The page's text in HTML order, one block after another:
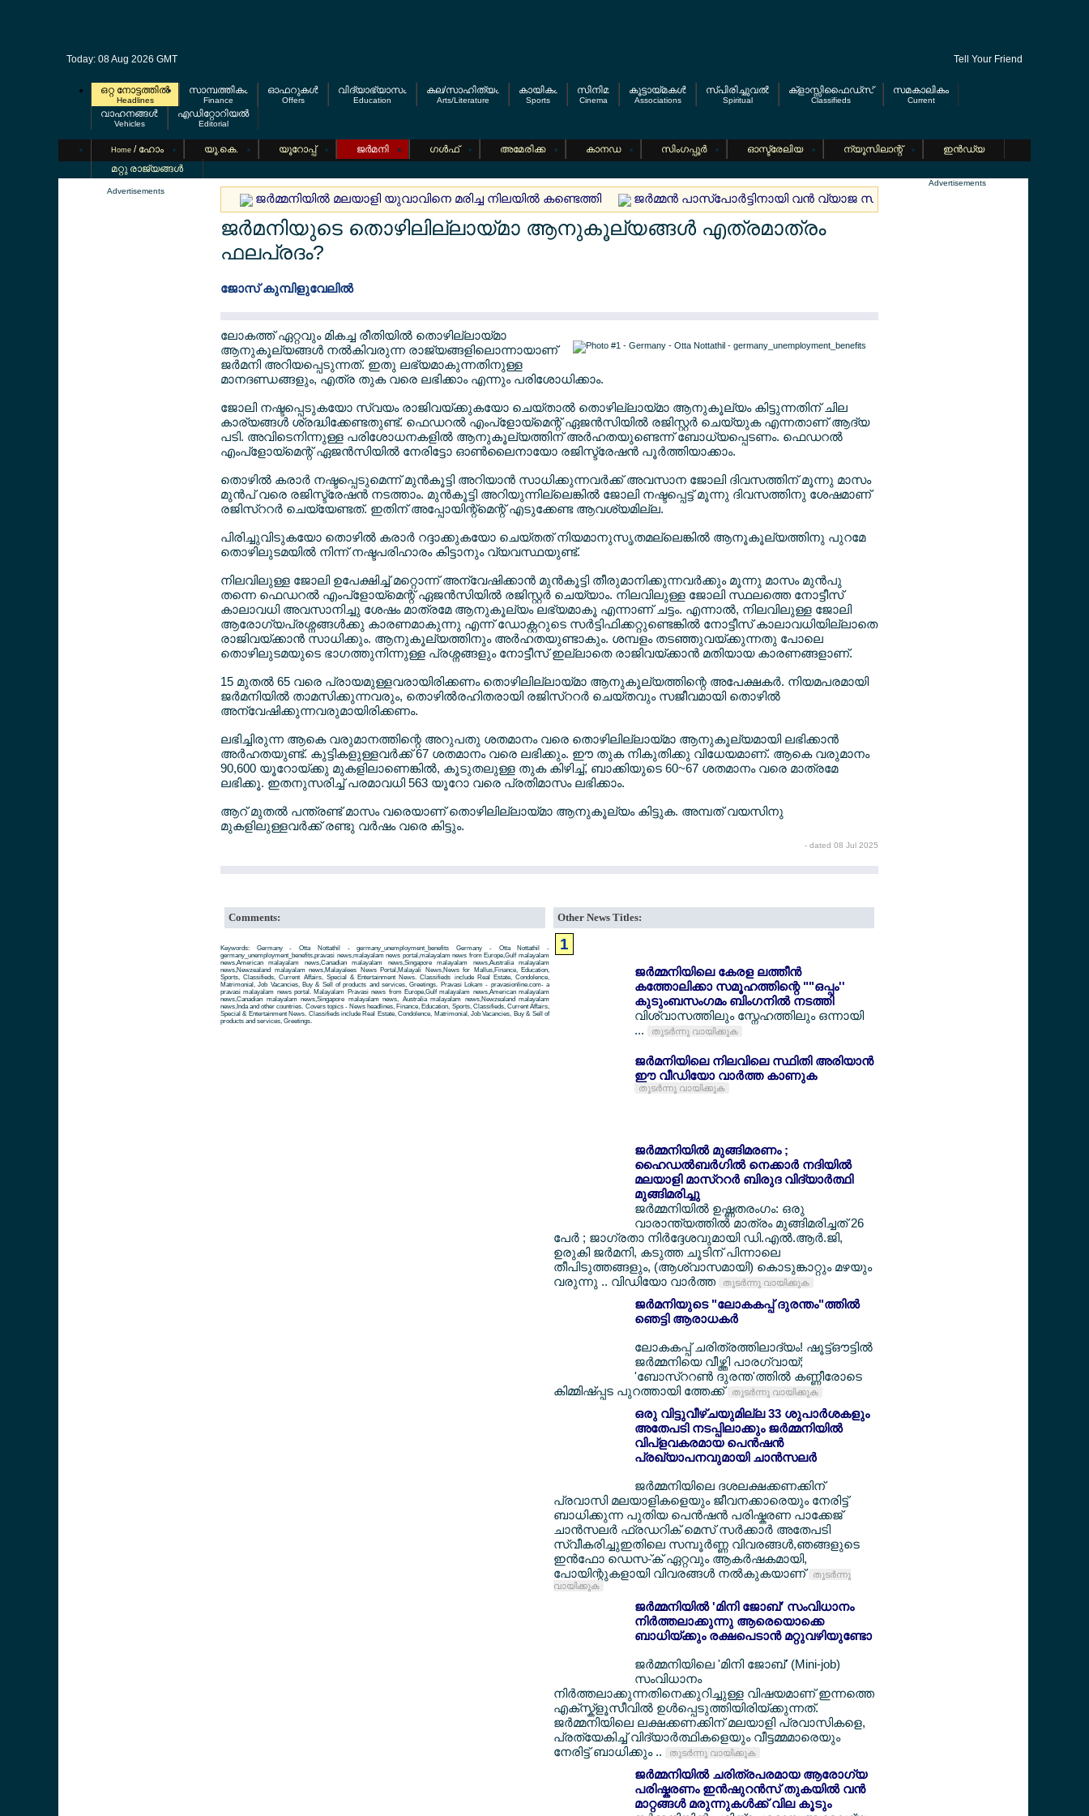
Today: 08 Aug 2026 GMT Tell Your Friend
ഒറ്റ നോട്ടത്തില്‍
Headlines
സാമ്പത്തികം
Finance
ഓഫറുകള്‍
Offers
വിദ്യാഭ്യാസം
Education
കല/സാഹിത്യം
Arts/Literature
കായികം
Sports
സിനിമ
Cinema
കൂട്ടായ്മകള്‍
Associations
സ്പിരിച്ചുവല്‍
Spiritual
ക്ളാസ്സിഫൈഡ്സ്
Classifieds
സമകാലികം
Current
വാഹനങ്ങള്‍
Vehicles
എഡിറ്റോറിയല്‍
Editorial
Home / ഹോം യൂ.കെ. യൂറോപ്പ് ജര്‍മനി ഗള്‍ഫ് അമേരിക്ക കാനഡ സിംഗപ്പൂര്‍ ഓസ്ട്രേലിയ ന്യൂസിലാന്റ്
ഇന്‍ഡ്യ
മറ്റു രാജ്യങ്ങള്‍
Advertisements
ജര്‍മ്മനിയില്‍ മലയാളി യുവാവിനെ മരിച്ച നിലയില്‍ കണ്ടെത്തി ജര്‍മ്മന്‍ പാസ്പോര്‍ട്ടിനായി വന്‍ വ്യാജ സര്‍ട്ടിഫിക്കറ്റ് തട്ടിപ്പ്; വെറും 11
ജര്‍മനിയുടെ തൊഴിലില്ലായ്മാ ആനുകൂല്യങ്ങള്‍ എത്രമാത്രം
ഫലപ്രദം?
ജോസ് കുമ്പിളുവേലില്‍
ലോകത്ത് ഏറ്റവും മികച്ച രീതിയില്‍ തൊഴില്ലായ്മാ
ആനുകൂല്യങ്ങള്‍ നല്‍കിവരുന്ന രാജ്യങ്ങളിലൊന്നായാണ്
ജര്‍മനി അറിയപ്പെടുന്നത്. ഇതു ലഭ്യമാകുന്നതിനുള്ള
മാനദണ്ഡങ്ങളും, എത്ര തുക വരെ ലഭിക്കാം എന്നും പരിശോധിക്കാം.
ജോലി നഷ്ടപ്പെടുകയോ സ്വയം രാജിവയ്ക്കുകയോ ചെയ്താല്‍ തൊഴില്ലായ്മാ ആനുകൂല്യം കിട്ടുന്നതിന് ചില
കാര്യങ്ങള്‍ ശ്രദ്ധിക്കേണ്ടതുണ്ട്. ഫെഡറല്‍ എംപ്ളോയ്മെന്റ് ഏജന്‍സിയില്‍ രജിസ്റ്റര്‍ ചെയ്യുക എന്നതാണ് ആദ്യ
പടി. അവിടെനിന്നുള്ള പരിശോധനകളില്‍ ആനുകൂല്യത്തിന് അര്‍ഹതയുണ്ടെന്ന് ബോധ്യപ്പെടണം. ഫെഡറല്‍
എംപ്ളോയ്മെന്റ് ഏജന്‍സിയില്‍ നേരിട്ടോ ഓണ്‍ലൈനായോ രജിസ്ട്രേഷന്‍ പൂര്‍ത്തിയാക്കാം.
തൊഴില്‍ കരാര്‍ നഷ്ടപ്പെടുമെന്ന് മുന്‍കൂട്ടി അറിയാന്‍ സാധിക്കുന്നവര്‍ക്ക് അവസാന ജോലി ദിവസത്തിന് മൂന്നു മാസം
മുന്‍പ് വരെ രജിസ്ട്രേഷന്‍ നടത്താം. മുന്‍കൂട്ടി അറിയുന്നില്ലെങ്കില്‍ ജോലി നഷ്ടപ്പെട്ട് മൂന്നു ദിവസത്തിനു ശേഷമാണ്
രജിസ്ററര്‍ ചെയ്യേണ്ടത്. ഇതിന് അപ്പോയിന്റ്മെന്റ് എടുക്കേണ്ട ആവശ്യമില്ല.
പിരിച്ചുവിടുകയോ തൊഴില്‍ കരാര്‍ റദ്ദാക്കുകയോ ചെയ്തത് നിയമാനുസൃതമല്ലെങ്കില്‍ ആനൂകൂല്യത്തിനു പുറമേ
തൊഴിലുടമയില്‍ നിന്ന് നഷ്ടപരിഹാരം കിട്ടാനും വ്യവസ്ഥയുണ്ട്.
നിലവിലുള്ള ജോലി ഉപേക്ഷിച്ച് മറ്റൊന്ന് അന്വേഷിക്കാന്‍ മുന്‍കൂട്ടി തീരുമാനിക്കുന്നവര്‍ക്കും മൂന്നു മാസം മുന്‍പു
തന്നെ ഫെഡറല്‍ എംപ്ളോയ്മെന്റ് ഏജന്‍സിയില്‍ രജിസ്റ്റര്‍ ചെയ്യാം. നിലവിലുള്ള ജോലി സ്ഥലത്തെ നോട്ടീസ്
കാലാവധി അവസാനിച്ചു ശേഷം മാത്രമേ ആനുകൂല്യം ലഭ്യമാകൂ എന്നാണ് ചട്ടം. എന്നാല്‍, നിലവിലുള്ള ജോലി
ആരോഗ്യപ്രശ്നങ്ങള്‍ക്കു കാരണമാകുന്നു എന്ന് ഡോക്റ്ററുടെ സര്‍ട്ടിഫിക്കറ്റുണ്ടെങ്കില്‍ നോട്ടീസ് കാലാവധിയില്ലാതെ
രാജിവയ്ക്കാന്‍ സാധിക്കും. ആനുകൂല്യത്തിനും അര്‍ഹതയുണ്ടാകും. ശമ്പളം തടഞ്ഞുവയ്ക്കുന്നതു പോലെ
തൊഴിലുടമയുടെ ഭാഗത്തുനിന്നുള്ള പ്രശ്നങ്ങളും നോട്ടീസ് ഇല്ലാതെ രാജിവയ്ക്കാന്‍ മതിയായ കാരണങ്ങളാണ്.
15 മുതല്‍ 65 വരെ പ്രായമുള്ളവരായിരിക്കണം തൊഴിലില്ലായ്മാ ആനുകൂല്യത്തിന്റെ അപേക്ഷകര്‍. നിയമപരമായി
ജര്‍മനിയില്‍ താമസിക്കുന്നവരും, തൊഴില്‍രഹിതരായി രജിസ്ററര്‍ ചെയ്തവും സജീവമായി തൊഴില്‍
അന്വേഷിക്കുന്നവരുമായിരിക്കണം.
ലഭിച്ചിരുന്ന ആകെ വരുമാനത്തിന്റെ അറുപതു ശതമാനം വരെ തൊഴിലില്ലായ്മാ ആനുകൂല്യമായി ലഭിക്കാന്‍
അര്‍ഹതയുണ്ട്. കുട്ടികളുള്ളവര്‍ക്ക് 67 ശതമാനം വരെ ലഭിക്കും. ഈ തുക നികുതിക്കു വിധേയമാണ്. ആകെ വരുമാനം
90,600 യൂറോയ്ക്കു മുകളിലാണെങ്കില്‍, കൂടുതലുള്ള തുക കിഴിച്ച്, ബാക്കിയുടെ 60~67 ശതമാനം വരെ മാത്രമേ
ലഭിക്കൂ. ഇതനുസരിച്ച് പരമാവധി 563 യൂറോ വരെ പ്രതിമാസം ലഭിക്കാം.
ആറ് മുതല്‍ പന്ത്രണ്ട് മാസം വരെയാണ് തൊഴിലില്ലായ്മാ ആനുകൂല്യം കിട്ടുക. അമ്പത് വയസിനു
മുകളിലുള്ളവര്‍ക്ക് രണ്ടു വര്‍ഷം വരെ കിട്ടും.
- dated 08 Jul 2025
Comments:
Keywords: Germany - Otta Nottathil - germany_unemployment_benefits Germany - Otta Nottathil -
germany_unemployment_benefits,pravasi news,malayalam news portal,malayalam news from Europe,Gulf malayalam
news,American malayalam news,Canadian malayalam news,Singapore malayalam news,Australia malayalam
news,Newzealand malayalam news,Malayalees News Portal,Malayali News,News for Mallus,Finance, Education,
Sports, Classifieds, Current Affairs, Special & Entertainment News. Classifieds include Real Estate, Condolence,
Matrimonial, Job Vacancies, Buy & Sell of products and services, Greetings. Pravasi Lokam - pravasionline.com- a
pravasi malayalam news portal. Malayalam Pravasi news from Europe,Gulf malayalam news,American malayalam
news,Canadian malayalam news,Singapore malayalam news, Australia malayalam news,Newzealand malayalam
news,Inda and other countries. Covers topics - News headlines, Finance, Education, Sports, Classifieds, Current Affairs,
Special & Entertainment News. Classifieds include Real Estate, Condolence, Matrimonial, Job Vacancies, Buy & Sell of
products and services, Greetings.
Other News Titles:
1
ജര്‍മ്മനിയിലെ കേരള ലത്തീന്‍
കത്തോലിക്കാ സമൂഹത്തിന്റെ ""ഒപ്പം''
കുടുംബസംഗമം ബിംഗനില്‍ നടത്തി
വിശ്വാസത്തിലും സ്നേഹത്തിലും ഒന്നായി
...
തുടര്‍ന്നു വായിക്കുക
ജര്‍മനിയിലെ നിലവിലെ സ്ഥിതി അരിയാന്‍
ഈ വീഡിയോ വാര്‍ത്ത കാണുക
തുടര്‍ന്നു വായിക്കുക
ജര്‍മ്മനിയില്‍ മുങ്ങിമരണം ;
ഹൈഡല്‍ബര്‍ഗില്‍ നെക്കാര്‍ നദിയില്‍
മലയാളി മാസ്ററര്‍ ബിരുദ വിദ്യാര്‍ത്ഥി
മുങ്ങിമരിച്ചു
ജര്‍മ്മനിയില്‍ ഉഷ്ണതരംഗം: ഒരു
വാരാന്ത്യത്തില്‍ മാത്രം മുങ്ങിമരിച്ചത് 26
പേര്‍ ; ജാഗ്രതാ നിര്‍ദ്ദേശവുമായി ഡി.എല്‍.ആര്‍.ജി,
ഉരുകി ജര്‍മനി, കടുത്ത ചൂടിന് പിന്നാലെ
തീപിടുത്തങ്ങളും, (ആശ്വാസമായി) കൊടുങ്കാറ്റും മഴയും
വരുന്നു .. വിഡിയോ വാര്‍ത്ത
തുടര്‍ന്നു വായിക്കുക
ജര്‍മനിയുടെ "ലോകകപ്പ് ദുരന്തം"ത്തില്‍
ഞെട്ടി ആരാധകര്‍
ലോകകപ്പ് ചരിത്രത്തിലാദ്യം! ഷൂട്ട്ഔട്ടില്‍
ജര്‍മ്മനിയെ വീഴ്ത്തി പാരഗ്വായ്;
'ബോസ്ററണ്‍ ദുരന്ത'ത്തില്‍ കണ്ണീരോടെ
കിമ്മിഷ്പ്പട പുറത്തായി ത്തേക്ക് തുടര്‍ന്നു വായിക്കുക
ഒരു വിട്ടുവീഴ്ചയുമില്ല 33 ശുപാര്‍ശകളും
അതേപടി നടപ്പിലാക്കും ജര്‍മ്മനിയില്‍
വിപ്ളവകരമായ പെന്‍ഷന്‍
പ്രഖ്യാപനവുമായി ചാന്‍സലര്‍
ജര്‍മ്മനിയിലെ ദശലക്ഷക്കണക്കിന്
പ്രവാസി മലയാളികളെയും ജീവനക്കാരെയും നേരിട്ട്
ബാധിക്കുന്ന പുതിയ പെന്‍ഷന്‍ പരിഷ്കരണ പാക്കേജ്
ചാന്‍സലര്‍ ഫ്രഡറിക് മെസ് സര്‍ക്കാര്‍ അതേപടി
സ്വീകരിച്ചുഇതിലെ സമ്പൂര്‍ണ്ണ വിവരങ്ങള്‍,ഞങ്ങളുടെ
ഇന്‍ഫോ ഡെസ-്ക് ഏറ്റവും ആകര്‍ഷകമായി,
പോയിന്റുകളായി വിവരങ്ങള്‍ നല്‍കുകയാണ് തുടര്‍ന്നു
വായിക്കുക
ജര്‍മ്മനിയില്‍ 'മിനി ജോബ്' സംവിധാനം
നിര്‍ത്തലാക്കുന്നു ആരെയൊക്കെ
ബാധിയ്ക്കും രക്ഷപെടാന്‍ മറ്റുവഴിയുണ്ടോ
ജര്‍മ്മനിയിലെ 'മിനി ജോബ്' (Mini-job)
സംവിധാനം
നിര്‍ത്തലാക്കുന്നതിനെക്കുറിച്ചുള്ള വിഷയമാണ് ഇന്നത്തെ
എക്സ്ക്ളൂസീവില്‍ ഉള്‍പ്പെടുത്തിയിരിയ്ക്കുന്നത്.
ജര്‍മ്മനിയിലെ ലക്ഷക്കണക്കിന് മലയാളി പ്രവാസികളെ,
പ്രത്യേകിച്ച് വിദ്യാര്‍ത്ഥികളെയും വീട്ടമ്മമാരെയും
നേരിട്ട് ബാധിക്കും ..
തുടര്‍ന്നു വായിക്കുക
ജര്‍മ്മനിയില്‍ ചരിത്രപരമായ ആരോഗ്യ
പരിഷ്കരണം ഇന്‍ഷുറന്‍സ് തുകയില്‍ വന്‍
മാറ്റങ്ങള്‍ മരുന്നുകള്‍ക്ക് വില കൂടും
Advertisements